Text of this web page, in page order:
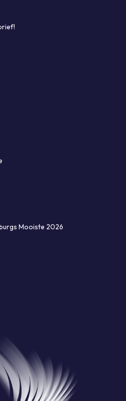
Mooiste 2026